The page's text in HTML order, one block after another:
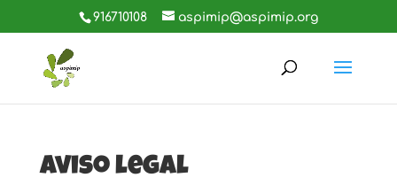
916710108 aspimip@aspimip.org
Aviso legal